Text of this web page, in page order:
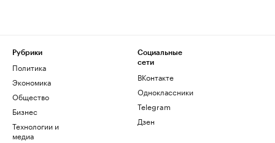
Рубрики
Политика
Экономика
Общество
Бизнес
Технологии и
медиа
Социальные
сети
ВКонтакте
Одноклассники
Telegram
Дзен